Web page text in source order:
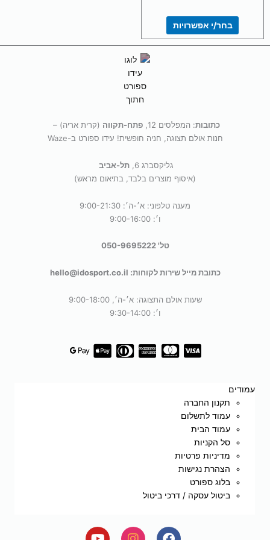
בחר/י אפשרויות
סוגים.
ניתן
לבחור
כתובות: המפלסים 12, פתח-תקווה (קרית אריה) –
חנות אולם תצוגה, חניה חופשית! עידו ספורט ב-Waze
גליקסברג 6,
תל-אביב
(איסוף מוצרים בלבד, בתיאום מראש)
מענה טלפוני: א׳-ה׳: 9:00-21:30
ו׳: 9:00-16:00
טל' 050-9695222
כתובת מייל שירות לקוחות: hello@idosport.co.il
שעות אולם התצוגה: א׳-ה׳, 9:00-18:00
ו׳: 9:30-14:00
עמודים
תקנון החברה
עמוד לתשלום
עמוד הבית
סל הקניות
מדיניות פרטיות
הצהרת נגישות
בלוג ספורט
ביטול עסקה / דרכי ביטול
F
I
Y